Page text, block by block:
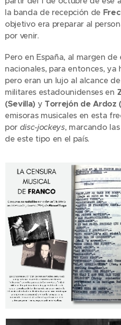
la banda de recepción de
objetivo era preparar al
por venir.
Pero en España, al margen
nacionales, para entonces, ya
pero eran un lujo al alcance
militares estadounidenses en
(Sevilla) y Torrejón de Ardoz
emisoras musicales en esta
por disc-jockeys, marcando
de este tipo en el país.